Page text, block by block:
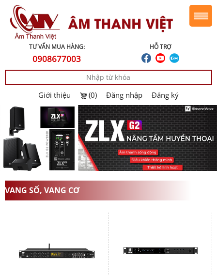
HỖ TRỢ
TƯ VẤN MUA HÀNG:
0908677003
Giới thiệu (0) Đăng nhập Đăng ký
VANG SỐ, VANG CƠ